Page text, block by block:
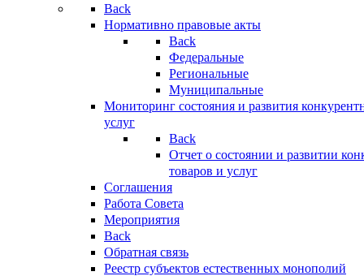
Back
Нормативно правовые акты
Back
Федеральные
Региональные
Муниципальные
Мониторинг состояния и развития
услуг
Back
Отчет о состоянии и развитии
товаров и услуг
Соглашения
Работа Совета
Мероприятия
Back
Обратная связь
Реестр субъектов естественных монополий